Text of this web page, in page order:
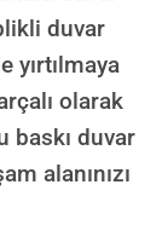
duvar
yırtılmaya
olarak
baskı duvar
alanınızı